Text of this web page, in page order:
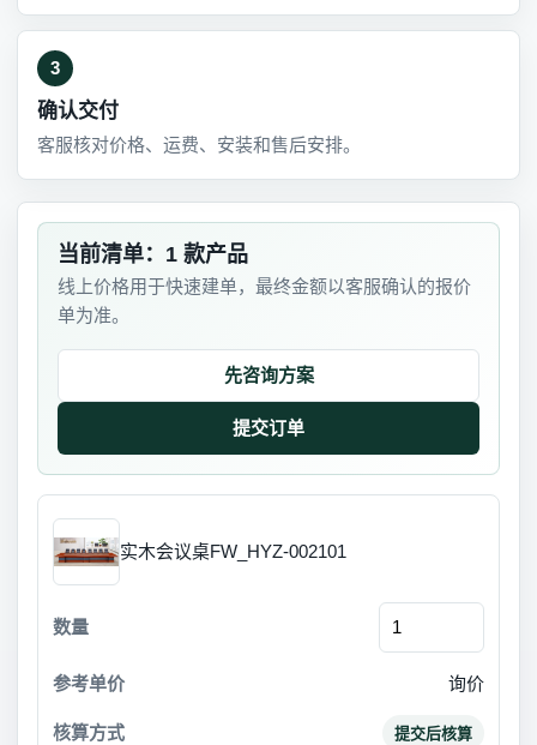
3
确认交付
客服核对价格、运费、安装和售后安排。
当前清单：1 款产品
线上价格用于快速建单，最终金额以客服确认的报价
单为准。
先咨询方案
实木会议桌FW_HYZ-002101
询价
提交后核算